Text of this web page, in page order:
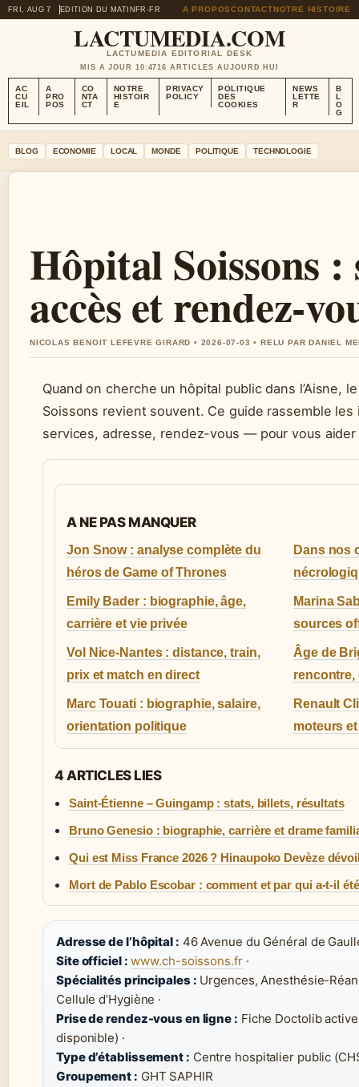
FRI, AUG 7 EDITION DU MATIN FR-FR A PROPOSCONTACTNOTRE HISTOIRE
LACTUMEDIA.COM
LACTUMEDIA EDITORIAL DESK
MIS A JOUR 10:4716 ARTICLES AUJOURD HUI
AC
CU
EIL
A
PRO
POS
CO
NTA
CT
NOTRE
HISTOIR
E
PRIVACY
POLICY
POLITIQUE
DES
COOKIES
NEWS
LETTE
R
B
L
O
G
BLOG ECONOMIE LOCAL MONDE POLITIQUE TECHNOLOGIE
Hôpital Soissons :
accès et rendez-
NICOLAS BENOIT LEFEVRE GIRARD • 2026-07-03 • RELU PAR DANIEL
Quand on cherche un hôpital public dans l’Aisne,
Soissons revient souvent. Ce guide rassemble
services, adresse, rendez-vous — pour vous
A NE PAS MANQUER
Jon Snow : analyse complète du
héros de Game of Thrones
Dans nos
Emily Bader : biographie, âge,
carrière et vie privée
Marina
sources
Vol Nice-Nantes : distance, train,
prix et match en direct
Âge de
rencontre,
Marc Touati : biographie, salaire,
orientation politique
Renault
moteurs
4 ARTICLES LIES
Saint-Étienne – Guingamp : stats, billets, résultats
Bruno Genesio : biographie, carrière et drame
Qui est Miss France 2026 ? Hinaupoko Devèze
Mort de Pablo Escobar : comment et par qui a-t-il
Adresse de l’hôpital : 46 Avenue du Général de
Site officiel : www.ch-soissons.fr·
Spécialités principales : Urgences, Anesthésie-
Cellule d’Hygiène ·
Prise de rendez-vous en ligne : Fiche Doctolib
disponible) ·
Type d’établissement : Centre hospitalier public
Groupement : GHT SAPHIR